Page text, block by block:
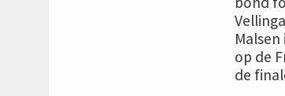
op de
de